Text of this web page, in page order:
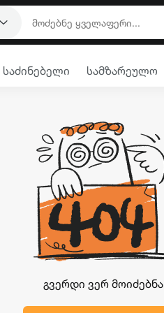
საძინებელი სამზარეულო
გვერდი ვერ მოიძებნა